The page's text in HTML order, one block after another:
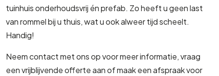
tuinhuis onderhoudsvrij én prefab. Zo heeft u geen last
van rommel bij u thuis, wat u ook alweer tijd scheelt.
Handig!
Neem contact met ons op voor meer informatie, vraag
een vrijblijvende offerte aan of maak een afspraak voor